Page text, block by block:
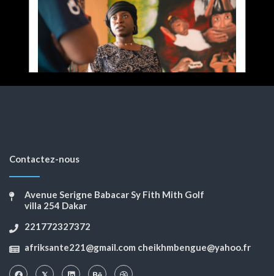
Contactez-nous
Avenue Serigne Babacar Sy Fith Mith Golf
villa 254 Dakar
221772327372
afriksante221@gmail.com cheikhmbengue@yahoo.fr